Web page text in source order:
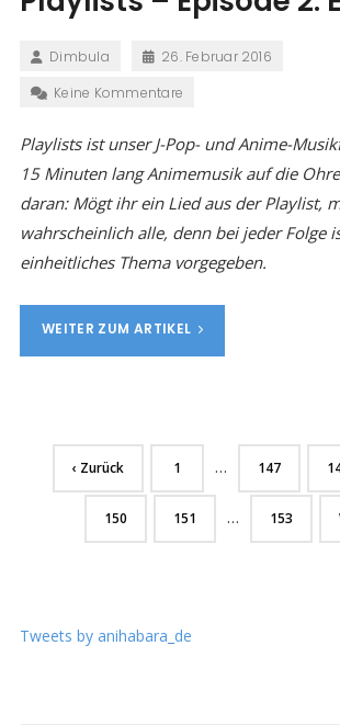
Dimbula
26. Februar 2016
Keine Kommentare
Playlists ist unser J-Pop- und Anime-
15 Minuten lang Animemusik auf die
daran: Mögt ihr ein Lied aus der Playlist,
wahrscheinlich alle, denn bei jeder Folge
einheitliches Thema vorgegeben.
WEITER ZUM ARTIKEL
‹ Zurück 1 … 147
150 151 … 153
Tweets by anihabara_de